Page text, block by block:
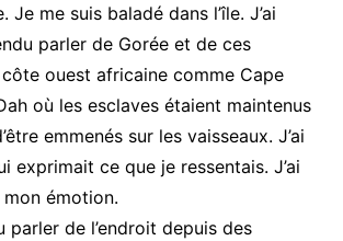
Je me suis baladé dans l’île. J’ai
parler de Gorée et de ces
ouest africaine comme Cape
où les esclaves étaient maintenus
emmenés sur les vaisseaux. J’ai
exprimait ce que je ressentais. J’ai
émotion.
parler de l’endroit depuis des